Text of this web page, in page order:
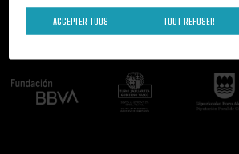
TOUT REFUSER
ACCEPTER TOUS